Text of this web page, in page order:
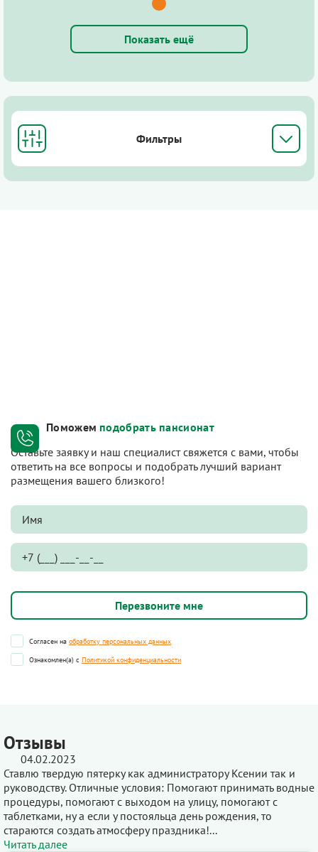
Показать ещё
Фильтры
Поможем подобрать пансионат
Оставьте заявку и наш специалист свяжется с вами, чтобы
ответить на все вопросы и подобрать лучший вариант
размещения вашего близкого!
Согласен на обработку персональных данных
Ознакомлен(а) с Политикой конфиденциальности
Отзывы
04.02.2023
Ставлю твердую пятерку как администратору Ксении так и
руководству. Отличные условия: Помогают принимать водные
процедуры, помогают с выходом на улицу, помогают с
таблетками, ну а если у постояльца день рождения, то
стараются создать атмосферу праздника!...
Читать далее